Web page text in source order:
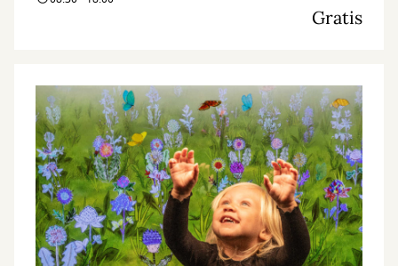
Gratis